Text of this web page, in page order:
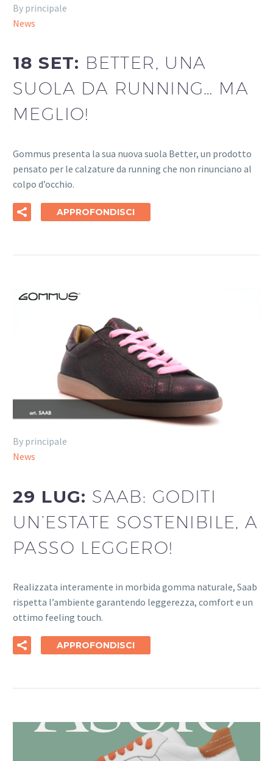
By principale
News
18 SET: BETTER, UNA
SUOLA DA RUNNING… MA
MEGLIO!
Gommus presenta la sua nuova suola Better, un prodotto
pensato per le calzature da running che non rinunciano al
colpo d’occhio.
APPROFONDISCI
By principale
News
29 LUG: SAAB: GODITI
UN’ESTATE SOSTENIBILE, A
PASSO LEGGERO!
Realizzata interamente in morbida gomma naturale, Saab
rispetta l’ambiente garantendo leggerezza, comfort e un
ottimo feeling touch.
APPROFONDISCI